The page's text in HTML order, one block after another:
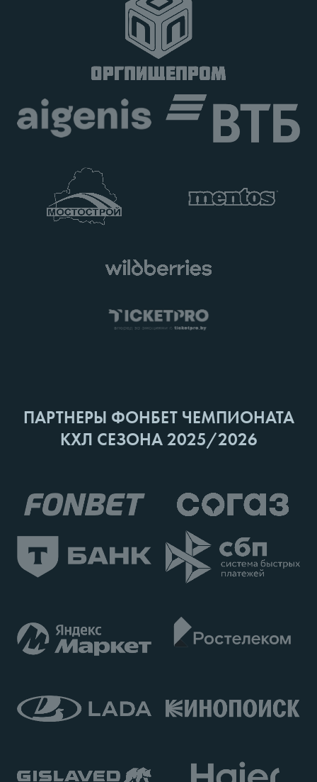
ПАРТНЕРЫ ФОНБЕТ ЧЕМПИОНАТА
КХЛ СЕЗОНА 2025/2026